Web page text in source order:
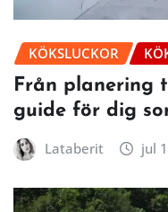
KÖKSLUCKOR
Från planering
guide för dig
Lataberit jul